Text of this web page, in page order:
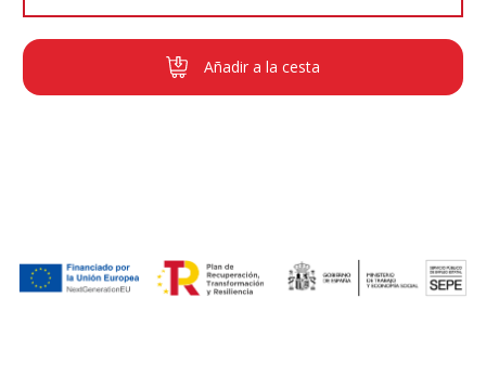
Añadir a la cesta